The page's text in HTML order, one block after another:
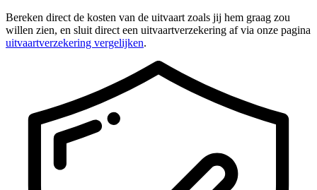
Bereken direct de kosten van de uitvaart zoals jij hem graag zou
willen zien, en sluit direct een uitvaartverzekering af via onze pagina
uitvaartverzekering vergelijken.